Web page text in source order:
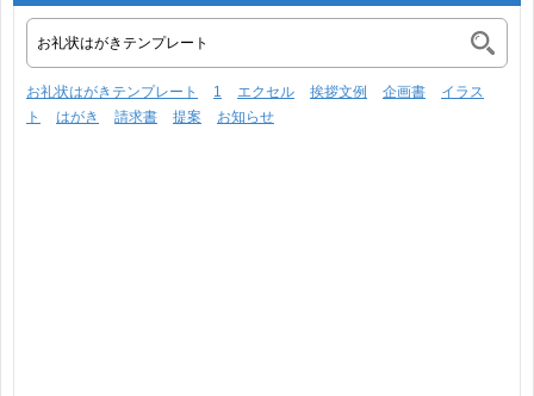
お礼状はがきテンプレート 1 エクセル 挨拶文例 企画書
イラス
ト
はがき 請求書 提案 お知らせ